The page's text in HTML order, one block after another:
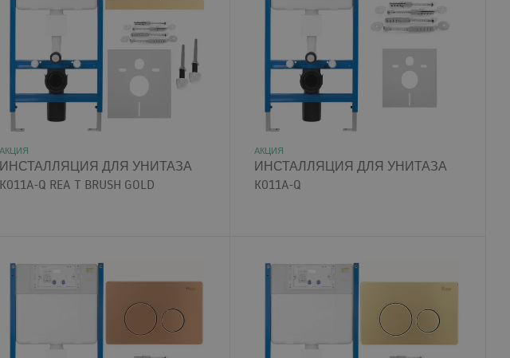
АКЦИЯ
ИНСТАЛЛЯЦИЯ ДЛЯ УНИТАЗА
K011A-Q REA T BRUSH GOLD
АКЦИЯ
ИНСТАЛЛЯЦИЯ ДЛЯ УНИТАЗА
K011A-Q